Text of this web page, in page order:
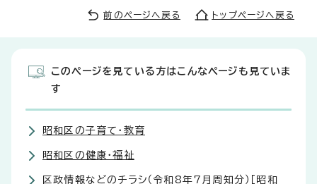
前のページへ戻る トップページへ戻る
このページを見ている方はこんなページも見ていま
す
昭和区の子育て・教育
昭和区の健康・福祉
区政情報などのチラシ（令和8年7月周知分）［昭和